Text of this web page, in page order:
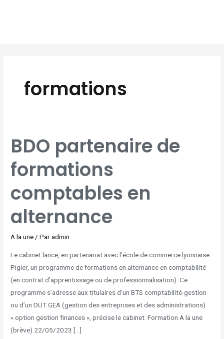
formations
BDO partenaire de
formations
comptables en
alternance
A la une/ Paradmin
Le cabinet lance, en partenariat avec l’école de commerce lyonnaise
Pigier, un programme de formations en alternance en comptabilité
(en contrat d’apprentissage ou de professionnalisation). Ce
programme s’adresse aux titulaires d’un BTS comptabilité-gestion
ou d’un DUT GEA (gestion des entreprises et des administrations)
« option gestion finances », précise le cabinet. Formation A la une
(brève) 22/05/2023 […]
PARTENAIRE
FORMATIONS
COMPTABLES
ALTERNANCE